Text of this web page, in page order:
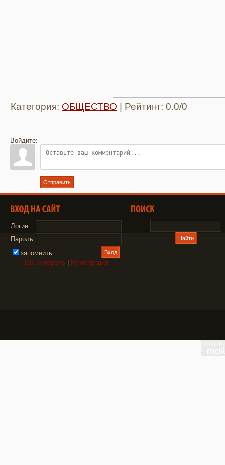
Категория: ОБЩЕСТВО Рейтинг: 0.0/0
Войдите:
Отправить
Логин:
Пароль:
запомнить
Забыл пароль
Регистрация